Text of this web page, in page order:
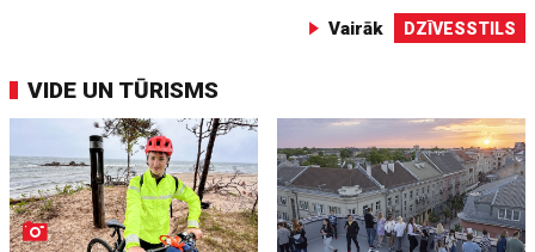
Vairāk DZĪVESSTILS
VIDE UN TŪRISMS